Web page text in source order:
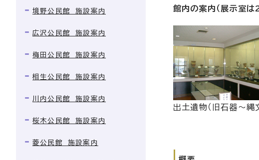
館内の案内（展示室は
出土遺物（旧石器～縄
境野公民館 施設案内
広沢公民館 施設案内
梅田公民館 施設案内
相生公民館 施設案内
川内公民館 施設案内
桜木公民館 施設案内
菱公民館 施設案内